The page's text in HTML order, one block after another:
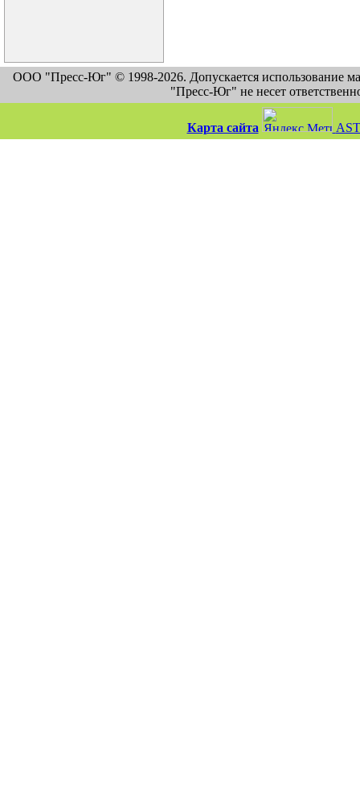
ООО "Пресс-Юг" © 1998-2026. Допускается использование
"Пресс-Юг" не несет
Карта сайта